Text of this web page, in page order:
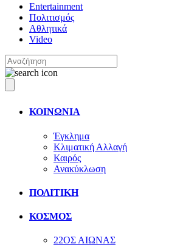
Entertainment
Πολιτισμός
Αθλητικά
Video
ΚΟΙΝΩΝΙΑ
Έγκλημα
Κλιματική Αλλαγή
Καιρός
Ανακύκλωση
ΠΟΛΙΤΙΚΗ
ΚΟΣΜΟΣ
22ΟΣ ΑΙΩΝΑΣ